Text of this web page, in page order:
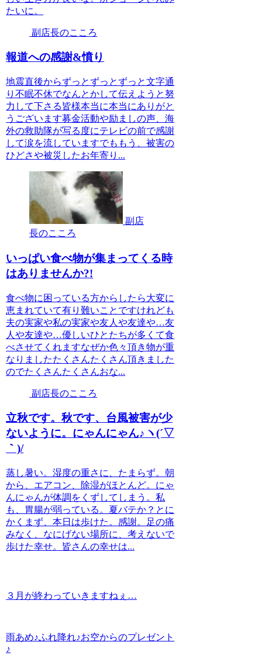
たいに。
副店長のこころ
報道への感謝&憤り
地震直後からずっとずっとずっと文字通
り不眠不休でなんとかして伝えようと努
力して下さる皆様本当に本当にありがと
うございます募金活動や励ましの声、海
外の救助隊が写る度にテレビの前で感謝
して涙を流していますでももう、被害の
ひどさや被災したお年寄り...
副店
長のこころ
いっぱい食べ物が集まってくる時
はありませんか?!
食べ物に困っている方からしたら大変に
恵まれていて有り難いことですけれども
夫の実家や私の実家や友人や友達や…友
人や友達や…優しいひとたちが多くて食
べさせてくれますなぜか色々頂き物が重
なりましたたくさんたくさん頂きました
のでたくさんたくさんおな...
副店長のこころ
立秋です。秋です、台風被害が少
ないように。にゃんにゃん♪ヽ(´▽
｀)/
蒸し暑い。湿度の重さに、たまらず。朝
から、エアコン、除湿がほとんど。にゃ
んにゃんが体調をくずしてしまう。私
も、胃腸が弱っている。夏バテか？とに
かくまず、本日は歩けた。感謝。足の痛
みなく、なにげない場所に、考えないで
歩けた幸せ。皆さんの幸せは...
３月が終わっていきますねぇ…
雨あめ♪ふれ降れ♪お空からのプレゼント
♪